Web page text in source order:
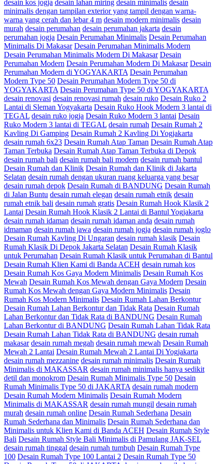
desain kos jogja desain lahan miring desain minimalis desain
minimalis dengan tampilan exterior yang tampil dengan warna-
warna yang cerah dan lebar 4 m desain modern minimalis desain
murah desain perumahan desain perumahan jakarta desain
perumahan jogja Desain Perumahan Minimalis Desain Perumahan
Minimalis Di Makasar Desain Perumahan Minimalis Modern
Desain Perumahan Minimalis Modern Di Makasar Desain
Perumahan Modern Desain Perumahan Modern Di Makasar Desain
Perumahan Modern di YOGYAKARTA Desain Perumahan
Modern Type 50 Desain Perumahan Modern Type 50 di
YOGYAKARTA Desain Perumahan Type 50 di YOGYAKARTA
desain renovasi desain renovasi rumah desain ruko Desain Ruko 2
Lantai di Sleman Yogyakarta Desain Ruko Hook Modern 3 lantai di
TEGAL desain ruko jogja Desain Ruko Modern 3 lantai Desain
Ruko Modern 3 lantai di TEGAL desain rumah Desain Rumah 2
Kavling Di Gamping Desain Rumah 2 Kavling Di Yogjakarta
desain rumah 6x23 Desain Rumah Atap Taman Desain Rumah Atap
Taman Terbuka Desain Rumah Atap Taman Terbuka di Depok
desain rumah bali desain rumah bali modern desain rumah bantul
Desain Rumah dan Klinik Desain Rumah dan Klinik di Jakarta
Selatan desain rumah dengan ukuran ruang keluarga yang besar
desain rumah depok Desain Rumah di BANDUNG Desain Rumah
di Jalan Buntu desain rumah elegan desain rumah etnik desain
rumah etnik bali desain rumah gratis Desain Rumah Hook Klasik 2
Lantai Desain Rumah Hook Klasik 2 Lantai di Bantul Yogjakarta
desain rumah idaman desain rumah idaman anda desain rumah
idmaman desain rumah jawa desain rumah jogja desain rumah joglo
Desain Rumah Kavling Di Ungaran desain rumah klasik Desain
Rumah Klasik Di Depok Jakarta Selatan Desain Rumah Klasik
untuk Perumahan Desain Rumah Klasik untuk Perumahan di Bantul
Desain Rumah Klien Kami di Banda ACEH desain rumah kos
Desain Rumah Kos Gaya Modern Minimalis Desain Rumah Kos
Mewah Desain Rumah Kos Mewah dengan Gaya Modern Desain
Rumah Kos Mewah dengan Gaya Modern Minimalis Desain
Rumah Kos Modern Minimalis Desain Rumah Lahan Berkontur
Desain Rumah Lahan Berkontur dan Tidak Rata Desain Rumah
Lahan Berkontur dan Tidak Rata di BANDUNG Desain Rumah
Lahan Berkontur di BANDUNG Desain Rumah Lahan Tidak Rata
Desain Rumah Lahan Tidak Rata di BANDUNG desain rumah
makasar desain rumah megah desain rumah mewah Desain Rumah
Mewah 2 Lantai Desain Rumah Mewah 2 Lantai Di Yogjakarta
desain rumah mezzanine desain rumah minimalis Desain Rumah
Minimalis di MAKASSAR desain rumah minimalis hanya sedikit
detil dan monokrom Desain Rumah Minimalis Type 50 Desain
Rumah Minimalis Type 50 di JAKARTA desain rumah modern
Desain Rumah Modern Minimalis Desain Rumah Modern
Minimalis di MAKASSAR desain rumah mungil desain rumah
murah desain rumah online Desain Rumah Sederhana Desain
Rumah Sederhana dan Minimalis Desain Rumah Sederhana dan
Minimalis untuk Klien Kami di Banda ACEH Desain Rumah Style
Bali Desain Rumah Style Bali Minimalis di Pamulang JAK-SEL
desain rumah tinggal desain rumah tumbuh Desain Rumah Type
100 Desain Rumah Type 100 Lantai 2 Desain Rumah Type 50